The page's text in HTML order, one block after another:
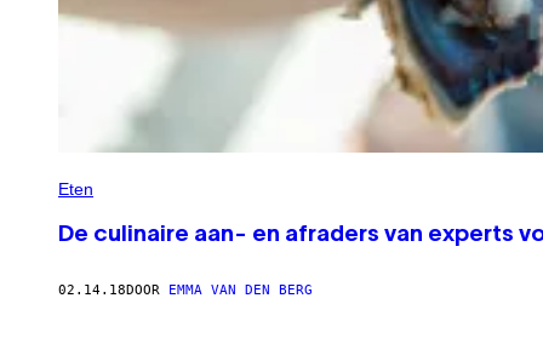
Eten
De culinaire aan- en afraders van experts
02.14.18DOOR EMMA VAN DEN BERG